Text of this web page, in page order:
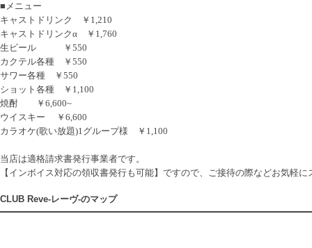
■メニュー
キャストドリンク ￥1,210
キャストドリンクα ￥1,760
生ビール ￥550
カクテル各種 ￥550
サワー各種 ￥550
ショット各種 ￥1,100
焼酎 ￥6,600~
ウイスキー ￥6,600
カラオケ(歌い放題)1グループ様 ￥1,100
当店は適格請求書発行事業者です。
【インボイス対応の領収書発行も可能】ですので、ご接待の際などお気軽
CLUB Reve-レーヴ-のマップ